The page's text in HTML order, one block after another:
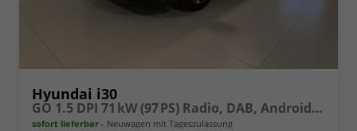
Hyundai i30
GO 1.5 DPI 71 kW (97 PS) Radio, DAB, Android Auto, Apple CarPlay, Navigationssystem, Bluetooth, Klimaanlage, Lenkradheizung, Sitzheizung, Rückfahrkamera, Einparkhilfe vorne und hinten, 16 Zoll Leichtmetallfelgen, uvm.
sofort lieferbar Neuwagen mit Tageszulassung